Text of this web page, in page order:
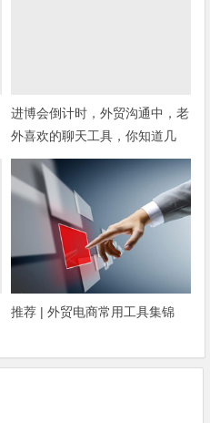
进博会倒计时，外贸沟通中，老
外喜欢的聊天工具，你知道几
种？
推荐 | 外贸电商常用工具集锦